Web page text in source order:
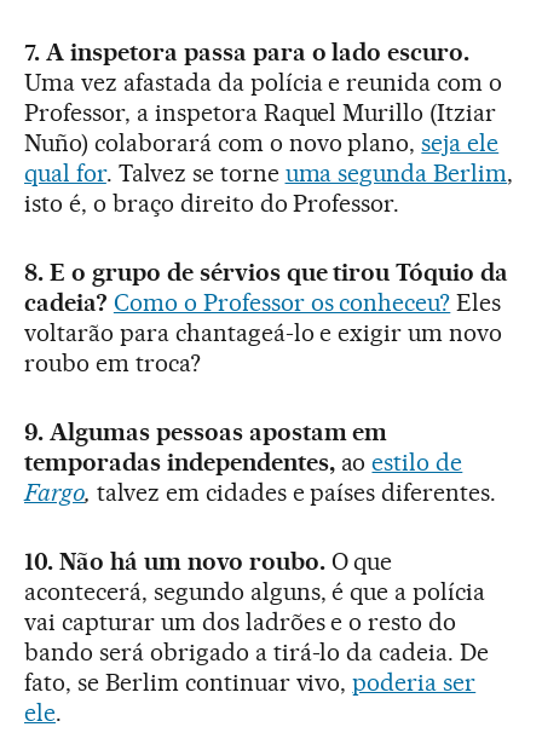
7. A inspetora passa para o lado escuro.
Uma vez afastada da polícia e reunida com o
Professor, a inspetora Raquel Murillo (Itziar
Nuño) colaborará com o novo plano,seja ele
qual for. Talvez se torne uma segunda Berlim,
isto é, o braço direito do Professor.
8. E o grupo de sérvios que tirou Tóquio da
cadeia? Como o Professor os conheceu? Eles
voltarão para chantageá-lo e exigir um novo
roubo em troca?
9. Algumas pessoas apostam em
temporadas independentes,aoestilo de
Fargo, talvez em cidades e países diferentes.
10. Não há um novo roubo.O que
acontecerá, segundo alguns, é que a polícia
vai capturar um dos ladrões e o resto do
bando será obrigado a tirá-lo da cadeia. De
fato, se Berlim continuar vivo,poderia ser
ele.